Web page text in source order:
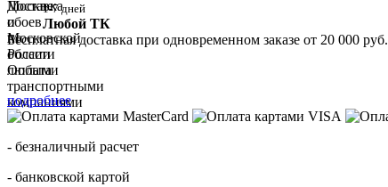
1-7 дней
Любой ТК
Бесплатная доставка при одновременном заказе от 20 000 руб.
Оплата
подробнее
- безналичный расчет
- банковской картой